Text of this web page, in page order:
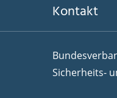
Kontakt
Sicherheits-